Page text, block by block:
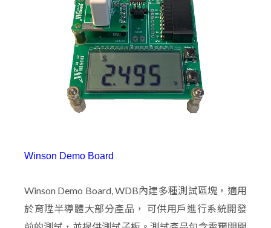
Winson Demo Board
Winson Demo Board, WDB內建多種測試區塊，適用
於育陞半導體大部分產品， 可供用戶進行系統開發